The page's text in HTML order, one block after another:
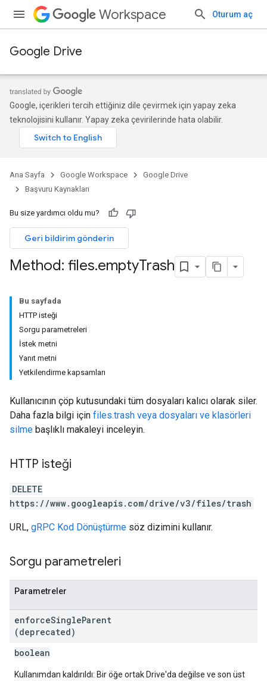
Workspace Oturum aç
Google Drive
Google, içerikleri tercih ettiğiniz dile çevirmek için yapay zeka
teknolojisini kullanır. Yapay zeka çevirilerinde hata olabilir.
Ana Sayfa Google Workspace
Google Drive
Başvuru Kaynakları
Bu size yardımcı oldu mu?
Geri bildirim gönderin
Method: files.emptyTrash
Bu sayfada
HTTP isteği
Sorgu parametreleri
İstek metni
Yanıt metni
Yetkilendirme kapsamları
Kullanıcının çöp kutusundaki tüm dosyaları kalıcı olarak siler.
Daha fazla bilgi için files.trash veya dosyaları ve klasörleri
silme başlıklı makaleyi inceleyin.
HTTP isteği
DELETE
https://www.googleapis.com/drive/v3/files/trash
URL, gRPC Kod Dönüştürme söz dizimini kullanır.
Sorgu parametreleri
Parametreler
enforceSingleParent
(deprecated)
boolean
Kullanımdan kaldırıldı: Bir öğe ortak Drive'da değilse ve son üst